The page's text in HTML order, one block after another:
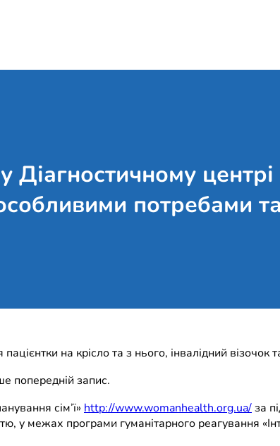
центрі
потребами
на крісло та з нього, інвалідний візочок
попередній запис.
сім’ї» http://www.womanhealth.org.ua/за
у межах програми гуманітарного реагування